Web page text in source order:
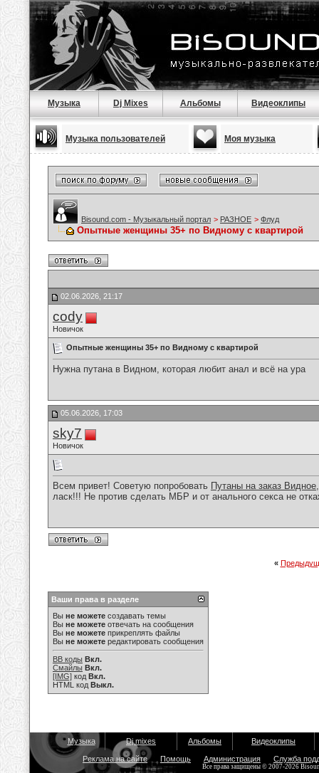
Музыка Dj Mixes Альбомы Видеоклипы
Музыка пользователей Моя музыка
Bisound.com - Музыкальный портал > РАЗНОЕ > Флуд
Опытные женщины 35+ по Видному с квартирой
02.06.2026, 21:17
cody
Новичок
Опытные женщины 35+ по Видному с квартирой
Нужна путана в Видном, которая любит анал и всё на ура
05.06.2026, 17:03
sky7
Новичок
Всем привет! Советую попробовать Путаны на заказ Видное
ласк!!! Не против сделать МБР и от анального секса не
«
Ваши права в разделе
Вы не можете создавать темы
Вы не можете отвечать на сообщения
Вы не можете прикреплять файлы
Вы не можете редактировать сообщения
BB коды Вкл.
Смайлы Вкл.
[IMG] код Вкл.
HTML код Выкл.
Музыка Dj mixes Альбомы Видеоклипы
Реклама на сайте Помощь Администрация Служба
Все права защищены © 2007-2026